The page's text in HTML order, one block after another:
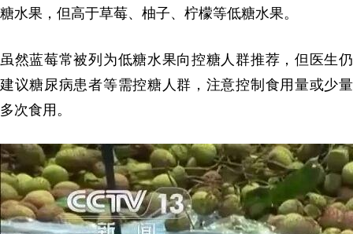
糖水果，但高于草莓、柚子、柠檬等低糖水果。
虽然蓝莓常被列为低糖水果向控糖人群推荐，但医生仍
建议糖尿病患者等需控糖人群，注意控制食用量或少量
多次食用。